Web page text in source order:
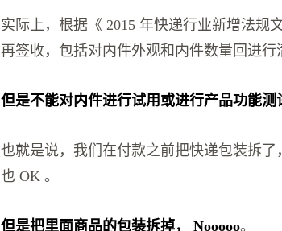
实际上，根据《 2015 年快递行业新增法规
再签收，包括对内件外观和内件数量回进行
但是不能对内件进行试用或进行产品功能测
也就是说，我们在付款之前把快递包装拆了
也 OK 。
但是把里面商品的包装拆掉， Nooooo。